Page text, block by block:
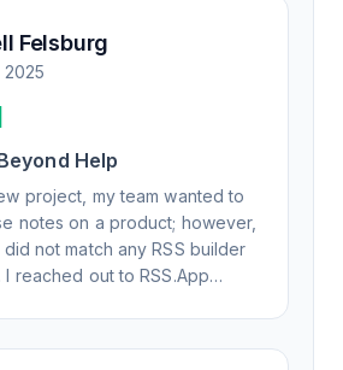
Our trucking news hub
work without it. Thank you.
Felsburg
2025
Help
project, my team wanted to
notes on a product; however,
not match any RSS builder
reached out to RSS.App
to someone who was